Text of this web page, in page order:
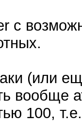
с
(или
вообще
100,